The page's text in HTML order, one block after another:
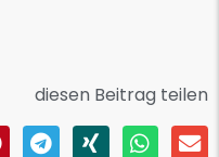
diesen Beitrag teilen